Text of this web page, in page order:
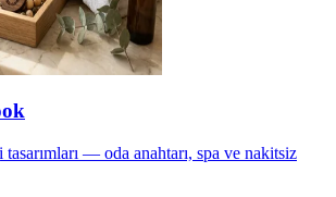
— oda anahtarı, spa ve nakitsiz